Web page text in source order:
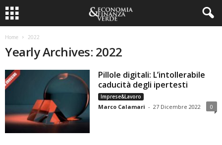
Home 2022
Yearly Archives: 2022
Pillole digitali: L’intollerabile
caducità degli ipertesti
Imprese&Lavoro
Marco Calamari - 27 Dicembre 2022 0